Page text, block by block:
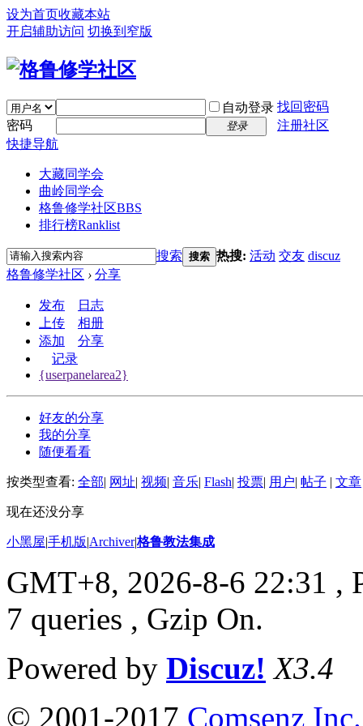
设为首页收藏本站
开启辅助访问 切换到窄版
自动登录 找回密码
密码
登录
注册社区
快捷导航
大藏同学会
曲岭同学会
格鲁修学社区BBS
排行榜Ranklist
搜索 搜索 热搜: 活动 交友 discuz
格鲁修学社区 › 分享
发布
日志
上传
相册
添加
分享
记录
{userpanelarea2}
好友的分享
我的分享
随便看看
按类型查看: 全部| 网址| 视频| 音乐| Flash| 投票| 用户| 帖子 | 文章
现在还没分享
小黑屋|手机版|Archiver|格鲁教法集成
GMT+8, 2026-8-6 22:31 ,
7 queries , Gzip On.
Powered by Discuz! X3.4
© 2001-2017 Comsenz Inc.